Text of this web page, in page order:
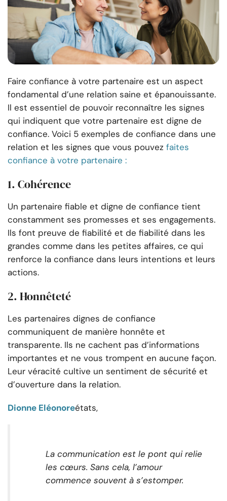
Faire confiance à votre partenaire est un aspect
fondamental d’une relation saine et épanouissante.
Il est essentiel de pouvoir reconnaître les signes
qui indiquent que votre partenaire est digne de
confiance. Voici 5 exemples de confiance dans une
relation et les signes que vous pouvez faites
confiance à votre partenaire :
1. Cohérence
Un partenaire fiable et digne de confiance tient
constamment ses promesses et ses engagements.
Ils font preuve de fiabilité et de fiabilité dans les
grandes comme dans les petites affaires, ce qui
renforce la confiance dans leurs intentions et leurs
actions.
2. Honnêteté
Les partenaires dignes de confiance
communiquent de manière honnête et
transparente. Ils ne cachent pas d’informations
importantes et ne vous trompent en aucune façon.
Leur véracité cultive un sentiment de sécurité et
d’ouverture dans la relation.
Dionne Eléonoreétats,
La communication est le pont qui relie
les cœurs. Sans cela, l’amour
commence souvent à s’estomper.